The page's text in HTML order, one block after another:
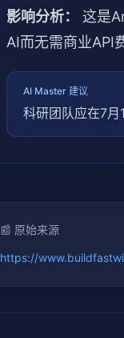
影响分析：
这是
AI而无需商业API
AI Master 建议
科研团队应在7月
📰 原始来源
https://